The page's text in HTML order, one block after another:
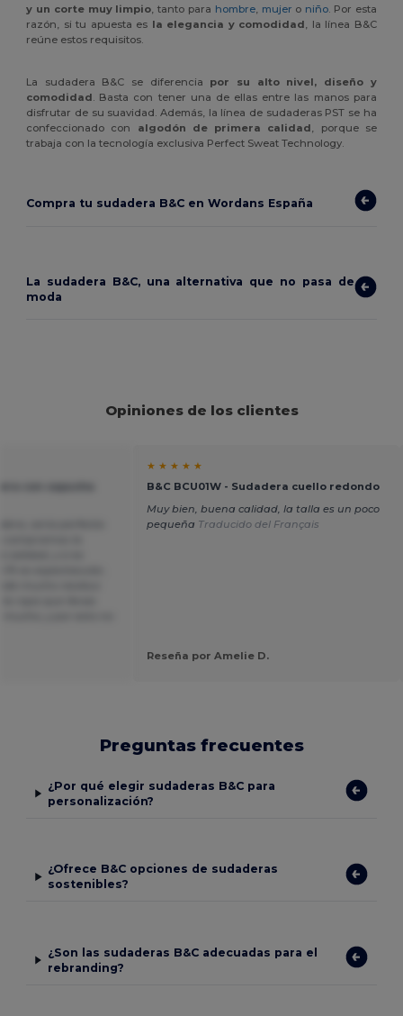
y un corte muy limpio, tanto para hombre, mujer o niño. Por esta
razón, si tu apuesta es la elegancia y comodidad, la línea B&C
reúne estos requisitos.
La sudadera B&C se diferencia por su alto nivel, diseño y
comodidad. Basta con tener una de ellas entre las manos para
disfrutar de su suavidad. Además, la línea de sudaderas PST se ha
confeccionado con algodón de primera calidad, porque se
trabaja con la tecnología exclusiva Perfect Sweat Technology.
Compra tu sudadera B&C en Wordans España
La sudadera B&C, una alternativa que no pasa de
moda
Opiniones de los clientes
★ ★ ★ ★ ★
B&C BCU01W - Sudadera cuello redondo
Muy bien, buena calidad, la talla es un poco
pequeña Traducido del Français
Reseña por Amelie D.
Preguntas frecuentes
¿Por qué elegir sudaderas B&C para
personalización?
¿Ofrece B&C opciones de sudaderas
sostenibles?
¿Son las sudaderas B&C adecuadas para el
rebranding?